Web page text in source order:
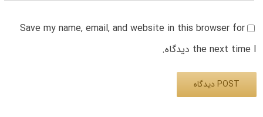
Save my name, email, and website in this browser for
the next time I دیدگاه.